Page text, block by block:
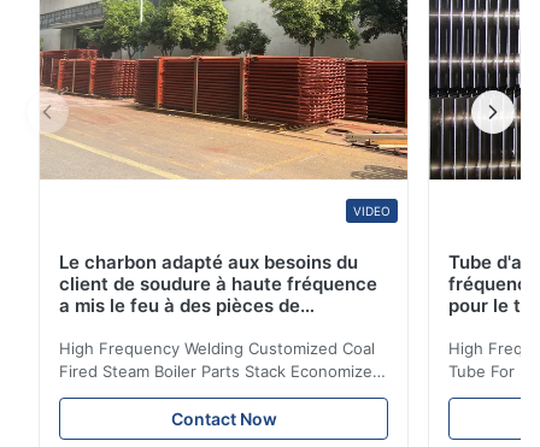
VIDEO
Le charbon adapté aux besoins du
client de soudure à haute fréquence
a mis le feu à des pièces de
bobine d'économiseur
High Frequency Welding Customized Coal
Fired Steam Boiler Parts Stack Economizer
Coil Boiler economizer Boiler Economizer is
the energy improving device that helps to
reduce the cost of operation by saving the
Contact Now
Tube
pour le
High
Tube For
reduce the